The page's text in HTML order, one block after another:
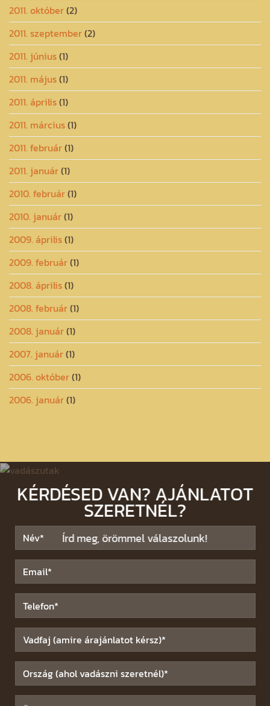
2011. október(2)
2011. szeptember(2)
2011. június(1)
2011. május(1)
2011. április(1)
2011. március(1)
2011. február(1)
2011. január(1)
2010. február(1)
2010. január(1)
2009. április(1)
2009. február(1)
2008. április(1)
2008. február(1)
2008. január(1)
2007. január(1)
2006. október(1)
2006. január(1)
KÉRDÉSED VAN? AJÁNLATOT
SZERETNÉL?
Írd meg, örömmel válaszolunk!